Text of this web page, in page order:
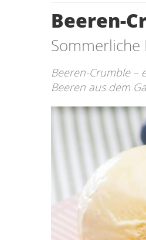
Beeren-
Beeren-Crumble –
Beeren aus dem